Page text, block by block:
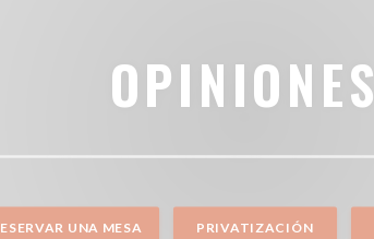
OPINIONES
UNA MESA PRIVATIZACIÓN